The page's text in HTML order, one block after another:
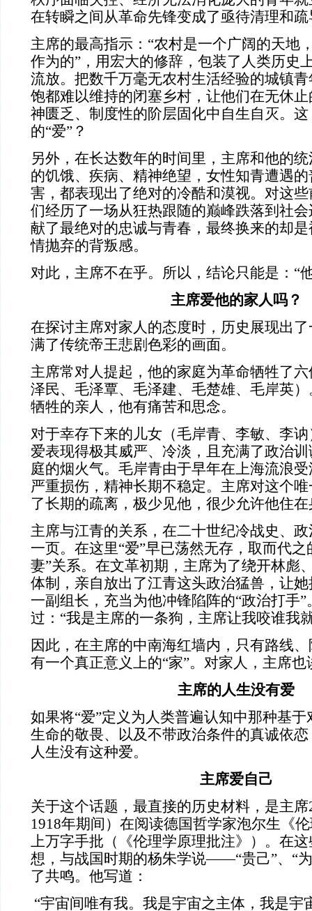
在转瞬之间从革命先锋变成了亟待清理和
主席的最高指示：“农村是一个广阔的天地
作为的”，用宏大的修辞，包装了人类历史
流放。把数千万毫无农村生活经验的城镇
饱都难以维持的闭塞乡村，让他们在无休
神匮乏、制度性的阶层固化中自生自灭。
的“爱”？
另外，在长达数年的时间里，主席和他的
的饥饿、疾病、精神绝望，女性知青遭遇
害，都表现出了绝对的冷酷和漠视。对这
们经历了一场从狂热跟随的巅峰跌落到社
献了最绝对的忠诚与青春，最终换来的却
情抛弃的背叛感。
对此，主席不在乎。所以，结论只能是：“
主席爱他的家人吗？
在探讨主席对家人的态度时，历史展现出
满了传统帝王悲剧色彩的画面。
主席常对人提起，他的家庭为革命牺牲了
泽民、毛泽覃、毛泽建、毛楚雄、毛岸英
牺牲的亲人，他有痛苦和思念。
对于幸存下来的儿女（毛岸青、李敏、李
爱表现得极其威严、冷淡，且充满了政治
庭的烟火气。毛岸青由于早年在上海流浪
严重损伤，精神长期不稳定。主席对这个
了长期的疏离，极少见他，很少允许他住
主席与江青的关系，在二十世纪冷战史、
一页。在这里“爱”早已荡然无存，取而代之
妻”关系。在文革初期，主席为了绕开林彪
体制，亲自放出了江青这头政治猛兽，让
一副组长，充当为他冲锋陷阵的“政治打手
过：“我是主席的一条狗，主席让我咬谁我
因此，在主席的中南海红墙内，只有路线
有一个真正意义上的“家”。对家人，主席也
主席的人生没有爱
如果将“爱”定义为人类普遍认知中那种基
生命的敬畏、以及不带政治条件的真诚依
人生没有这种爱。
主席爱自己
关于这个话题，最直接的历史材料，是主席
1918年期间）在阅读德国哲学家泡尔生《
上万字手批（《伦理学原理批注》）。在
想，与战国时期的杨朱学说——“贵己”、“
了共鸣。他写道：
“宇宙间唯有我。我是宇宙之主体，我是宇